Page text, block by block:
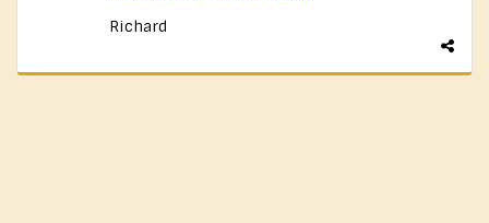
Richard